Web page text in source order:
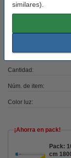
similares).
Frecuencia de entrada:
Energía:
Cantidad:
Núm. de item:
Color luz:
¡Ahorra en pack!
Pack:
cm